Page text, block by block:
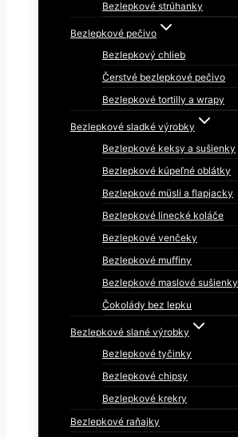
Bezlepkové strúhanky
Bezlepkové pečivo
Bezlepkový chlieb
Čerstvé bezlepkové pečivo
Bezlepkové tortilly a wrapy
Bezlepkové sladké výrobky
Bezlepkové keksy a sušienky
Bezlepkové kúpeľné oblátky
Bezlepkové müsli a flapjacky
Bezlepkové linecké koláče
Bezlepkové venčeky
Bezlepkové muffiny
Bezlepkové maslové sušienky
Čokolády bez lepku
Bezlepkové slané výrobky
Bezlepkové tyčinky
Bezlepkové chipsy
Bezlepkové krekry
Bezlepkové raňajky